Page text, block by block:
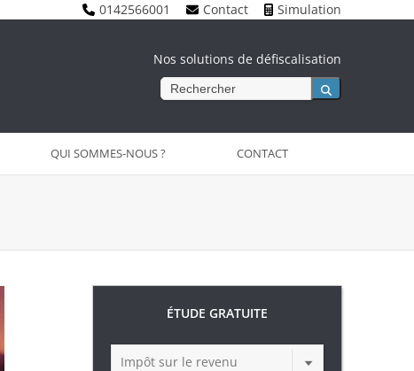
0142566001 Contact Simulation
Nos solutions de défiscalisation
Rechercher
QUI SOMMES-NOUS ? CONTACT
ÉTUDE GRATUITE
Impôt sur le revenu